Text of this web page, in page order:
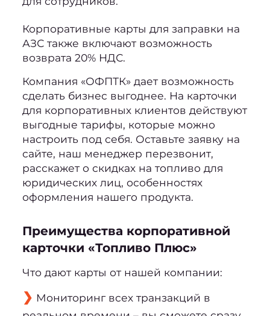
Корпоративные карты для заправки на
АЗС также включают возможность
возврата 20% НДС.
Компания «ОФПТК» дает возможность
сделать бизнес выгоднее. На карточки
для корпоративных клиентов действуют
выгодные тарифы, которые можно
настроить под себя. Оставьте заявку на
сайте, наш менеджер перезвонит,
расскажет о скидках на топливо для
юридических лиц, особенностях
оформления нашего продукта.
Преимущества корпоративной
карточки «Топливо Плюс»
Что дают карты от нашей компании:
Мониторинг всех транзакций в